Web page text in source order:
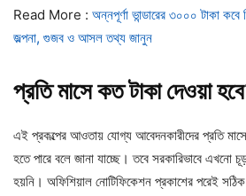
Read More : অন্নপূর্ণা ভান্ডারের ৩০০০ টাকা
জল্পনা, গুজব ও আসল তথ্য জানুন
প্রতি মাসে কত টাকা দেওয়া
এই প্রকল্পের আওতায় যোগ্য আবেদনকারীদের প্রতি
হতে পারে বলে জানা যাচ্ছে। তবে সরকারিভাবে এখনো
হয়নি। অফিশিয়াল নোটিফিকেশন প্রকাশের পরেই